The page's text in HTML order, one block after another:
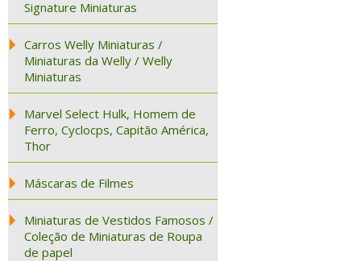
Signature Miniaturas
Carros Welly Miniaturas /
Miniaturas da Welly / Welly
Miniaturas
Marvel Select Hulk, Homem de
Ferro, Cyclocps, Capitão América,
Thor
Máscaras de Filmes
Miniaturas de Vestidos Famosos /
Coleção de Miniaturas de Roupa
de papel